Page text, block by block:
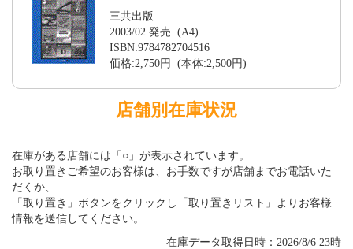
三共出版
2003/02 発売 (A4)
ISBN:9784782704516
価格:2,750円 (本体:2,500円)
店舗別在庫状況
在庫がある店舗には「○」が表示されています。
お取り置きご希望のお客様は、お手数ですが店舗までお電話いた
だくか、
「取り置き」ボタンをクリックし「取り置きリスト」よりお客様
情報を送信してください。
在庫データ取得日時：2026/8/6 23時